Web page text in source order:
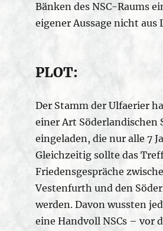
Bänken des NSC-Raums
eigener Aussage nicht aus
PLOT:
Der Stamm der Ulfaerier
einer Art Söderlandischen
eingeladen, die nur alle 7
Gleichzeitig sollte das
Friedensgespräche
Vestenfurth und den
werden. Davon wussten
eine Handvoll NSCs – vor